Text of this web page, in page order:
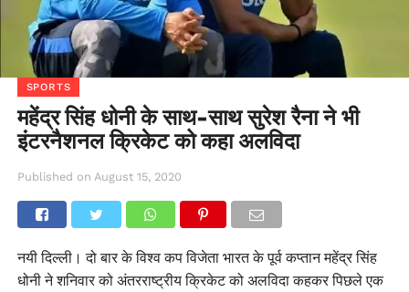
SPORTS
महेंद्र सिंह धोनी के साथ-साथ सुरेश रैना ने भी
इंटरनैशनल क्रिकेट को कहा अलविदा
Published on August 15, 2020
नयी दिल्ली। दो बार के विश्व कप विजेता भारत के पूर्व कप्तान महेंद्र सिंह
धोनी ने शनिवार को अंतरराष्ट्रीय क्रिकेट को अलविदा कहकर पिछले एक